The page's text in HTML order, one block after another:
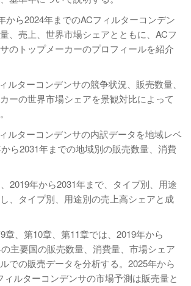
から2024年までのACフィルターコンデン
、売上、世界市場シェアとともに、ACフ
のトップメーカーのプロフィールを紹介
ルターコンデンサの競争状況、販売数量、
ーの世界市場シェアを景観対比によって
ルターコンデンサの内訳データを地域レベ
ら2031年までの地域別の販売数量、消費
2019年から2031年まで、タイプ別、用途
、タイプ別、用途別の売上高シェアと成
章、第10章、第11章では、2019年から
主要国の販売数量、消費量、市場シェア
での販売データを分析する。2025年から
ィルターコンデンサの市場予測は販売量と